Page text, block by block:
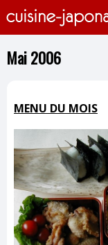
Mai 2006
MENU DU MOIS